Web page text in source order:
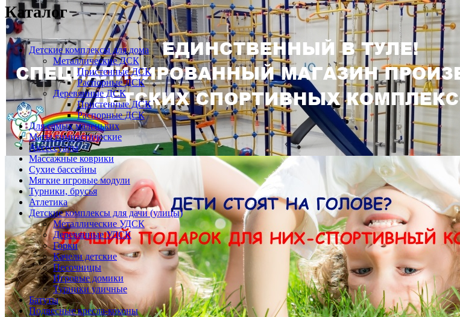
Каталог
Детские комплексы для дома
Металлические ДСК
Пристенные ДСК
Распорные ДСК
Деревянные ДСК
Пристенные ДСК
Распорные ДСК
Для самых маленьких
Маты гимнастические
Аксессуары
Массажные коврики
Сухие бассейны
Мягкие игровые модули
Турники, брусья
Атлетика
Детские комплексы для дачи (улицы)
Металлические УДСК
Деревянные УДСК
Горки
Качели детские
Песочницы
Игровые домики
Турники уличные
Батуты
Подвесные кресла-коконы